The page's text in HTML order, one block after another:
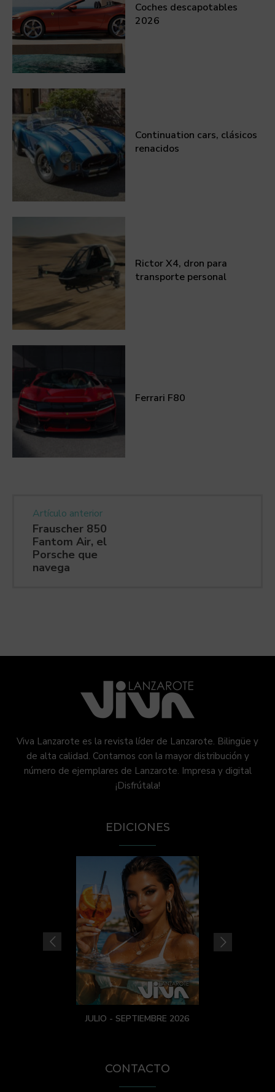
Coches descapotables
2026
Continuation cars, clásicos
renacidos
Rictor X4, dron para
transporte personal
Ferrari F80
Artículo anterior
Frauscher 850
Fantom Air, el
Porsche que
navega
Viva Lanzarote es la revista líder de Lanzarote. Bilingüe y
de alta calidad. Contamos con la mayor distribución y
número de ejemplares de Lanzarote. Impresa y digital
¡Disfrútala!
EDICIONES
JULIO - SEPTIEMBRE 2026
CONTACTO